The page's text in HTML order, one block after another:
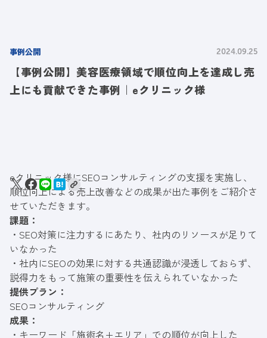
事例公開 2024.09.25
【事例公開】美容医療領域で順位向上を達成し売
上にも貢献できた事例｜eクリニック様
eクリニック様にSEOコンサルティングの支援を実施し、
順位向上による売上改善などの成果が出た事例をご紹介さ
せていただきます。
課題：
・SEO対策に注力するにあたり、社内のリソースが足りて
いなかった
・社内にSEOの効果に対する共通認識が浸透しておらず、
説得力をもって施策の重要性を伝えられていなかった
提供プラン：
SEOコンサルティング
成果：
・キーワード「施術名+エリア」での順位が向上した